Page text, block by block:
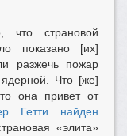
что страновой
показано [их]
разжечь пожар
Что [же]
она привет от
Гетти найден
«элита»